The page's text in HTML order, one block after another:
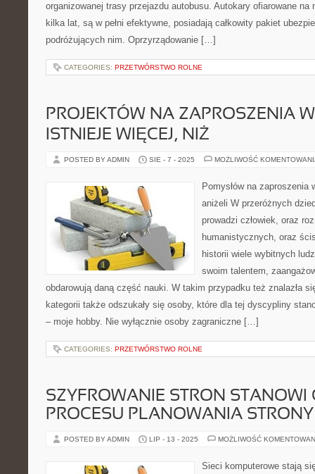
organizowanej trasy przejazdu autobusu. Autokary ofiarowane na
kilka lat, są w pełni efektywne, posiadają całkowity pakiet
podróżujących nim. Oprzyrządowanie […]
CATEGORIES: PRZETWÓRSTWO ROLNE
PROJEKTÓW NA ZAPROSZENIA
ISTNIEJE WIĘCEJ, NIŻ
POSTED BY ADMIN SIE - 7 - 2025 MOŻLIWOŚĆ
Pomysłów na zaproszenia
aniżeli W przeróżnych
prowadzi człowiek, oraz
humanistycznych, oraz
historii wiele wybitnych
swoim talentem,
obdarowują daną część nauki. W takim przypadku też znalazła
kategorii także odszukały się osoby, które dla tej dyscypliny
– moje hobby. Nie wyłącznie osoby zagraniczne […]
CATEGORIES: PRZETWÓRSTWO ROLNE
SZYFROWANIE STRON STANOWI
PROCESU PLANOWANIA STRONY
POSTED BY ADMIN LIP - 13 - 2025 MOŻLIWOŚĆ
Sieci komputerowe stają